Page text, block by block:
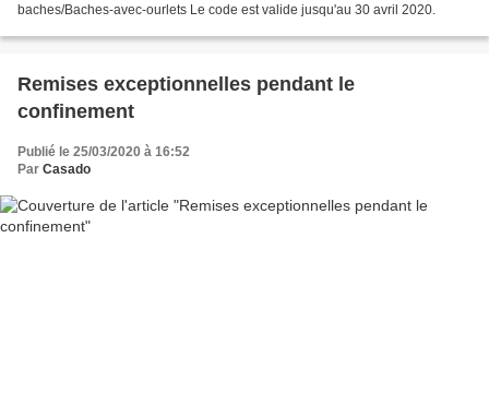
baches/Baches-avec-ourlets Le code est valide jusqu'au 30 avril 2020.
Remises exceptionnelles pendant le
confinement
Publié le 25/03/2020 à 16:52
Par Casado